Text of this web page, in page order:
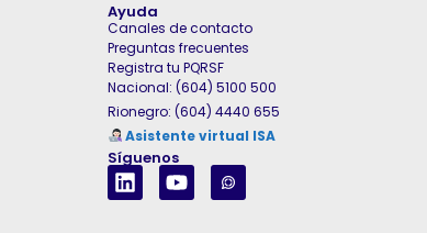
Ayuda
Canales de contacto
Preguntas frecuentes
Registra tu PQRSF
Nacional: (604) 5100 500
Rionegro: (604) 4440 655
Asistente virtual ISA
Síguenos